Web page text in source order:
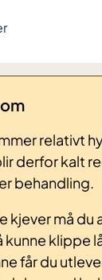
relativt
derfor kalt
behandling.
kjever må du
kunne klippe
får du